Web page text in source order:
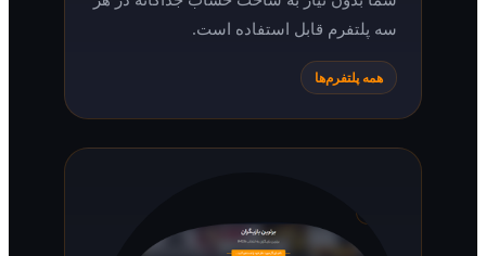
سه پلتفرم قابل استفاده است.
همه پلتفرم‌ها